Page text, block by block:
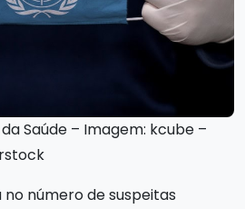
Saúde – Imagem: kcube –
número de suspeitas